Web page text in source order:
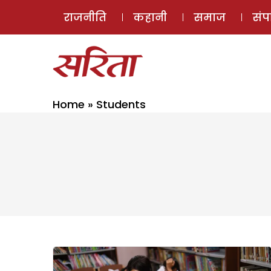
राजनीति कहानी समाज
Home » Students